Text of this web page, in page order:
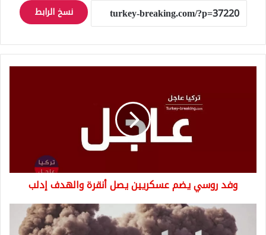
نسخ الرابط
وفد روسي يضم عسكريين يصل أنقرة والهدف إدلب